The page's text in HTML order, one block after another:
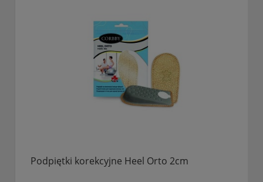
Podpiętki korekcyjne Heel Orto 2cm